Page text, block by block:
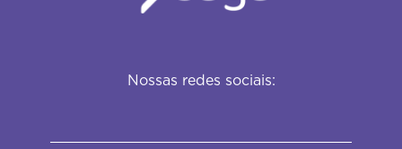
Nossas redes sociais: